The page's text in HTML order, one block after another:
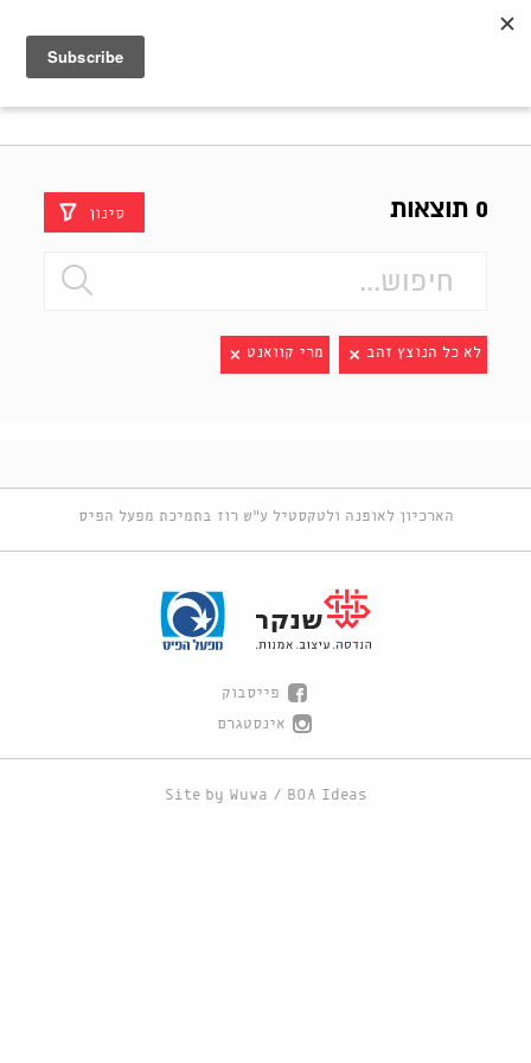
0 תוצאות סינון
לא כל הנוצץ זהב מרי קוואנט
הארכיון לאופנה ולטקסטיל ע"ש רוז בתמיכת מפעל הפיס
פייסבוק
אינסטגרם
Site by Wuwa / BOA Ideas